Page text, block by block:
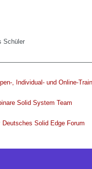
Schüler
, Individual- und Online-
Solid System Team
Deutsches Solid Edge Forum